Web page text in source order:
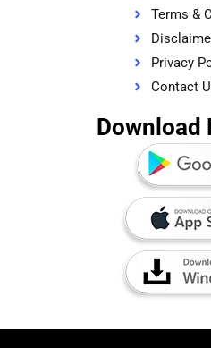
Terms &
Privacy
Contact
Download